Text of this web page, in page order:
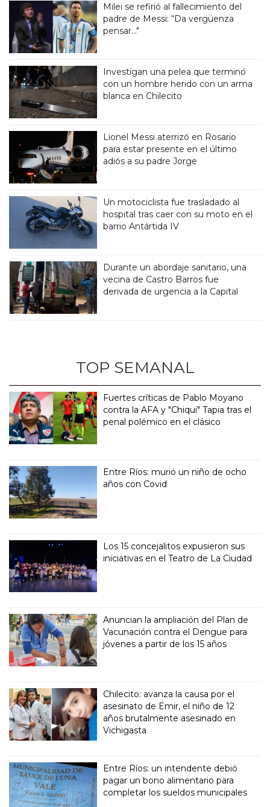
Milei se refirió al fallecimiento del
padre de Messi: “Da vergüenza
pensar..."
Investigan una pelea que terminó
con un hombre herido con un arma
blanca en Chilecito
Lionel Messi aterrizó en Rosario
para estar presente en el último
adiós a su padre Jorge
Un motociclista fue trasladado al
hospital tras caer con su moto en el
barrio Antártida IV
Durante un abordaje sanitario, una
vecina de Castro Barros fue
derivada de urgencia a la Capital
TOP SEMANAL
Fuertes críticas de Pablo Moyano
contra la AFA y "Chiqui" Tapia tras el
penal polémico en el clásico
Entre Ríos: murió un niño de ocho
años con Covid
Los 15 concejalitos expusieron sus
iniciativas en el Teatro de La Ciudad
Anuncian la ampliación del Plan de
Vacunación contra el Dengue para
jóvenes a partir de los 15 años
Chilecito: avanza la causa por el
asesinato de Emir, el niño de 12
años brutalmente asesinado en
Vichigasta
Entre Ríos: un intendente debió
pagar un bono alimentario para
completar los sueldos municipales